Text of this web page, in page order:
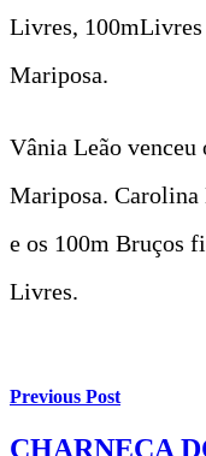
Livres, 100mLivres
Mariposa.
Vânia Leão venceu
Mariposa. Carolina
e os 100m Bruços
Livres.
Previous Post
CHARNECA